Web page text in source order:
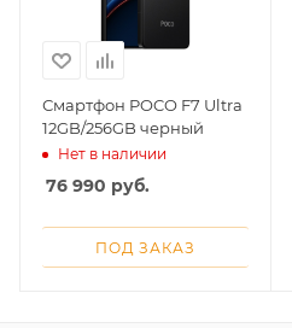
Смартфон POCO F7 Ultra
12GB/256GB черный
Нет в наличии
76 990 руб.
ПОД ЗАКАЗ
Оставшиеся
списываться
25
Подробнее